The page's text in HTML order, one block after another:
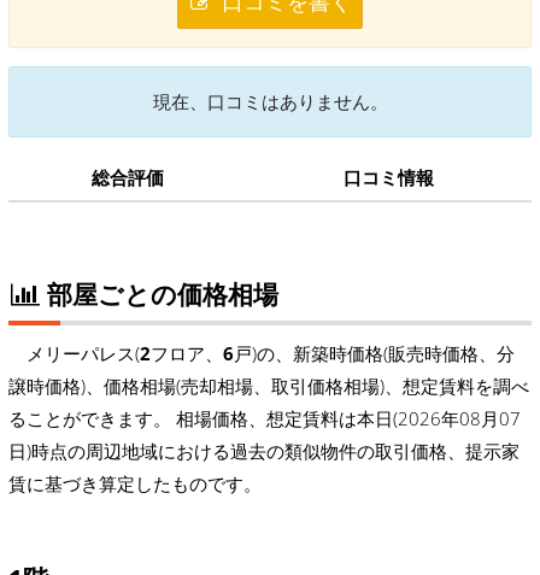
現在、口コミはありません。
総合評価 口コミ情報
部屋ごとの価格相場
メリーパレス(2フロア、 6戸)の、新築時価格(販売時価格、分
譲時価格)、価格相場(売却相場、取引価格相場)、想定賃料を調べ
ることができます。 相場価格、想定賃料は本日(2026年08月07
日)時点の周辺地域における過去の類似物件の取引価格、提示家
賃に基づき算定したものです。